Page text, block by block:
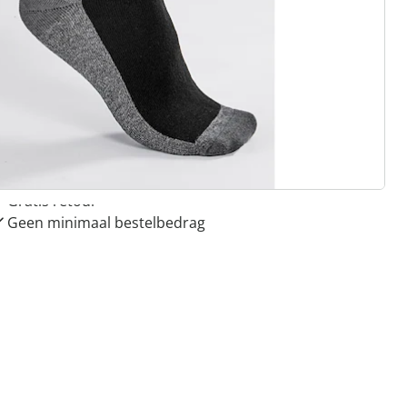
voor
& Comfort”
Gratis retour
Geen minimaal bestelbedrag